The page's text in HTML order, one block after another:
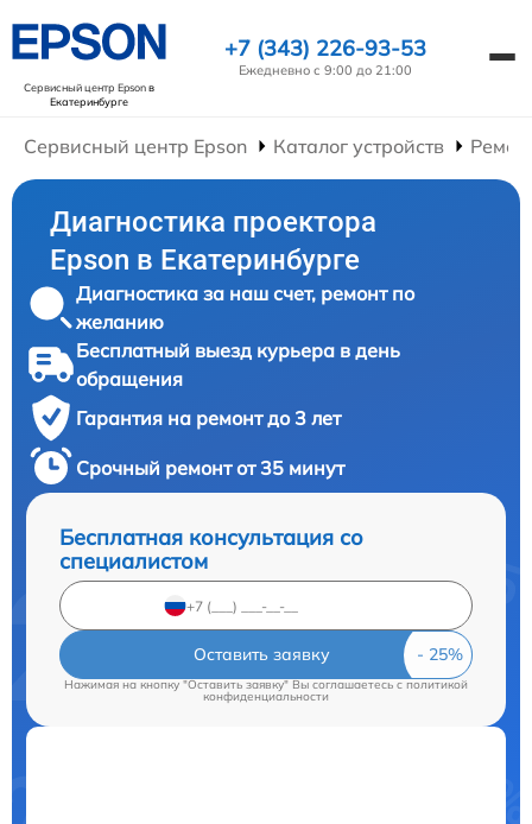
Сервисный центр Epsonв
Екатеринбурге
+7 (343) 226-93-53
Ежедневно с 9:00 до 21:00
Сервисный центр Epson Каталог устройств
Диагностика проектора
Epson в Екатеринбурге
Диагностика за наш счет, ремонт по
желанию
Бесплатный выезд курьера в день
обращения
Гарантия на ремонт до 3 лет
Срочный ремонт от 35 минут
Бесплатная консультация со
специалистом
Оставить заявку
Нажимая на кнопку "Оставить заявку" Вы соглашаетесь cполитикой
конфиденциальности